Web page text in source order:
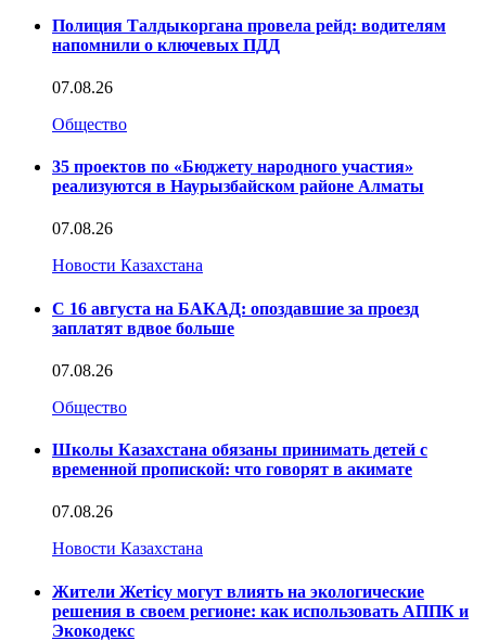
Полиция Талдыкоргана провела рейд: водителям
напомнили о ключевых ПДД
07.08.26
Общество
35 проектов по «Бюджету народного участия»
реализуются в Наурызбайском районе Алматы
07.08.26
Новости Казахстана
С 16 августа на БАКАД: опоздавшие за проезд
заплатят вдвое больше
07.08.26
Общество
Школы Казахстана обязаны принимать детей с
временной пропиской: что говорят в акимате
07.08.26
Новости Казахстана
Жители Жетісу могут влиять на экологические
решения в своем регионе: как использовать АППК и
Экокодекс